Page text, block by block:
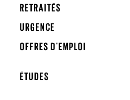
RETRAITÉS
URGENCE
OFFRES D'EMPLOI
ÉTUDES